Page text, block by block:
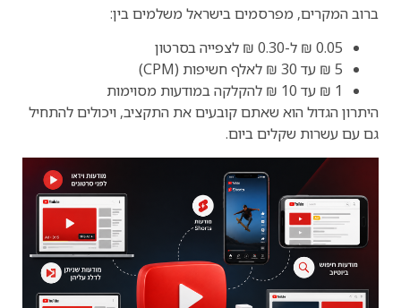
ברוב המקרים, מפרסמים בישראל משלמים בין:
0.05 ₪ ל-0.30 ₪ לצפייה בסרטון
5 ₪ עד 30 ₪ לאלף חשיפות (CPM)
1 ₪ עד 10 ₪ להקלקה במודעות מסוימות
היתרון הגדול הוא שאתם קובעים את התקציב, ויכולים להתחיל
גם עם עשרות שקלים ביום.